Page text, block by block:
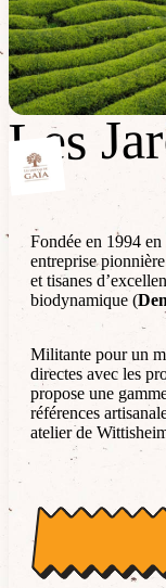
Les
Fondée en 1994 en
entreprise
et tisanes
biodynamique (
Militante pour un
directes avec les
propose une
références
atelier de
Les